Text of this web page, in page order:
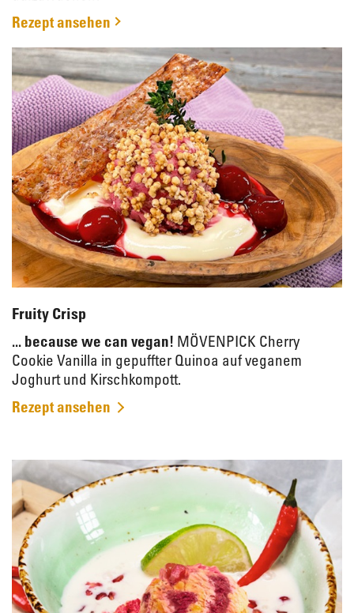
Rezept ansehen
Fruity Crisp
... because we can vegan! MÖVENPICK Cherry
Cookie Vanilla in gepuffter Quinoa auf veganem
Joghurt und Kirschkompott.
Rezept ansehen